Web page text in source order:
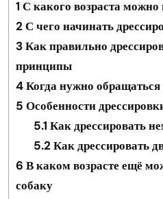
1 С какого возраста можно
2С чего начинать
3Как правильно
принципы
4Когда нужно
5 Особенности
5.1 Как дрессировать
5.2Как дрессировать
6 В каком возрасте ещё
собаку